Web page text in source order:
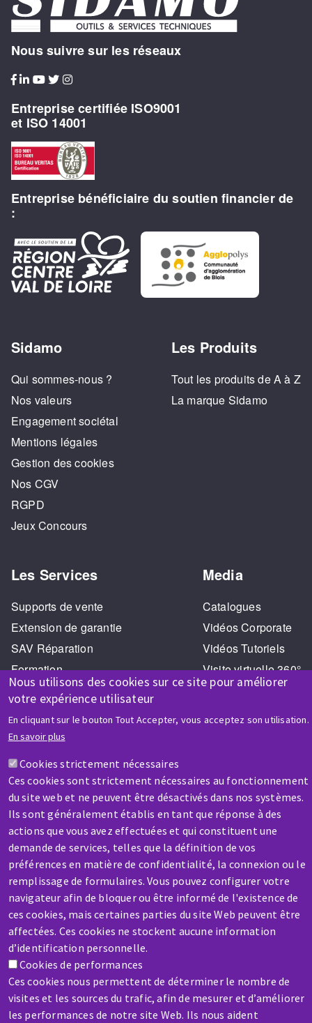
Nous utilisons des cookies sur ce site pour améliorer
votre expérience utilisateur
En cliquant sur le bouton Tout Accepter, vous acceptez son utilisation.
En savoir plus
Cookies strictement nécessaires
Ces cookies sont strictement nécessaires au fonctionnement
du site web et ne peuvent être désactivés dans nos systèmes.
Ils sont généralement établis en tant que réponse à des
actions que vous avez effectuées et qui constituent une
demande de services, telles que la définition de vos
préférences en matière de confidentialité, la connexion ou le
remplissage de formulaires. Vous pouvez configurer votre
navigateur afin de bloquer ou être informé de l'existence de
ces cookies, mais certaines parties du site Web peuvent être
affectées. Ces cookies ne stockent aucune information
d’identification personnelle.
Cookies de performances
Ces cookies nous permettent de déterminer le nombre de
visites et les sources du trafic, afin de mesurer et d’améliorer
les performances de notre site Web. Ils nous aident
Nous suivre sur les réseaux
Entreprise certifiée ISO9001
et ISO 14001
Entreprise bénéficiaire du soutien financier de
:
Sidamo
Qui sommes-nous ?
Nos valeurs
Engagement sociétal
Mentions légales
Gestion des cookies
Nos CGV
RGPD
Jeux Concours
Les Produits
Tout les produits de A à Z
La marque Sidamo
Les Services
Supports de vente
Extension de garantie
SAV Réparation
Formation
Media
Catalogues
Vidéos Corporate
Vidéos Tutoriels
Visite virtuelle 360°
AIDE & CONTACT
Une question ? Un renseignement ?
Contactez-nous
SAV / RÉPARATION
Une machine cassée ? En panne ?
Contactez-nous